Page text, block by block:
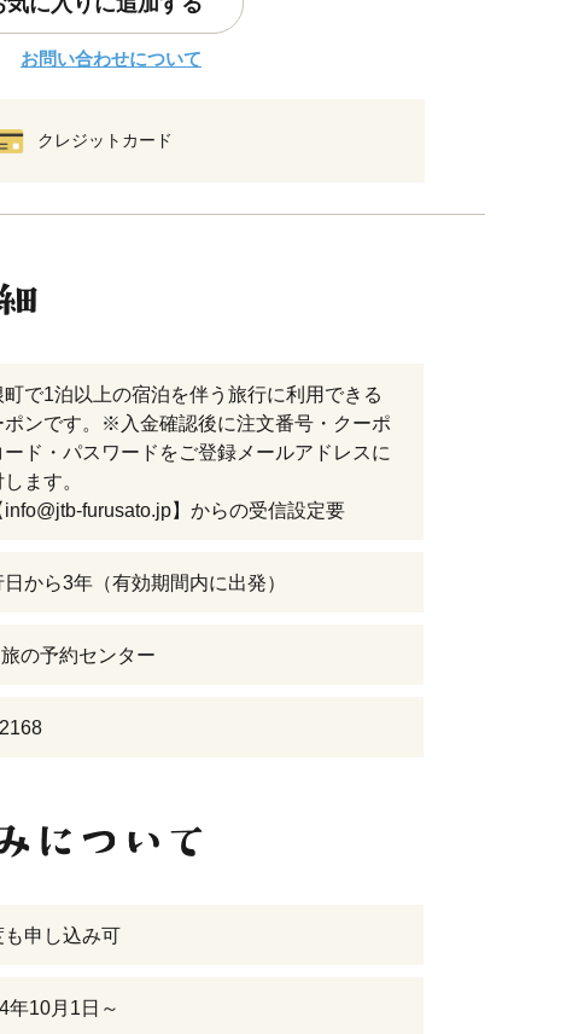
お問い合わせについて
クレジットカード
町で1泊以上の宿泊を伴う旅行に利用できる
ポンです。※入金確認後に注文番号・クーポ
ード・パスワードをご登録メールアドレスに
ます。
furusato.jp】からの受信設定要
から3年（有効期間内に出発）
の予約センター
も申し込み可
年10月1日～